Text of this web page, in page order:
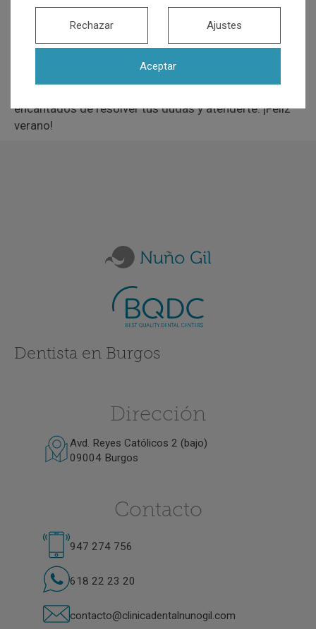
Puedes pedir cita ahorallamándonos o a través de
ante cualquier duda con tu
encantados de resolver tus dudas y atenderte. ¡Feliz
verano!
Dentista en Burgos
Dirección
Avd. Reyes Católicos 2 (bajo)
09004 Burgos
Contacto
947 274 756
618 22 23 20
contacto@clinicadentalnunogil.com
Aceptar
Rechazar Ajustes